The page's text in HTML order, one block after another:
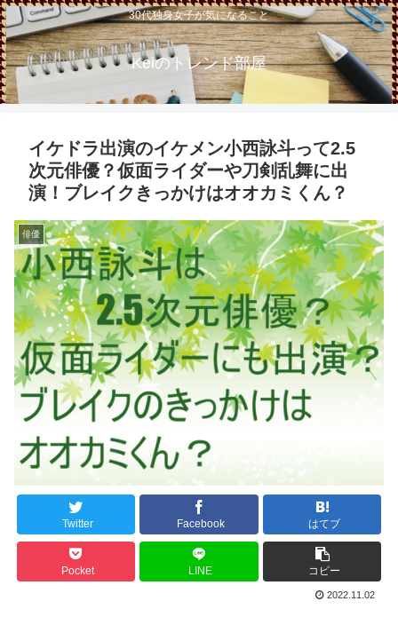
30代独身女子が気になること
Keiのトレンド部屋
イケドラ出演のイケメン小西詠斗って2.5
次元俳優？仮面ライダーや刀剣乱舞に出
演！ブレイクきっかけはオオカミくん？
俳優
Twitter Facebook はてブ
Pocket LINE コピー
2022.11.02